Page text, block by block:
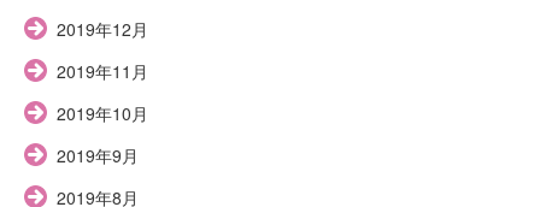
2019年12月
2019年11月
2019年10月
2019年9月
2019年8月